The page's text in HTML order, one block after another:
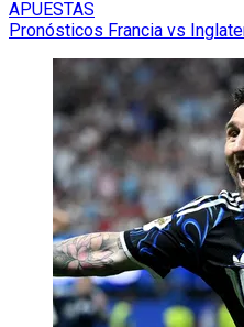
APUESTAS
Pronósticos Francia vs